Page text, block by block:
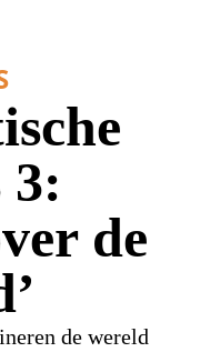
3:
de
de wereld